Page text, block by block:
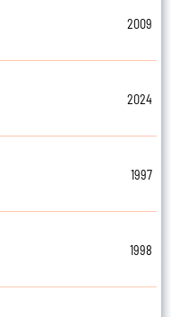
2009
2024
1997
1998